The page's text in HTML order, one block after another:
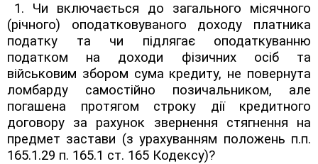
1. Чи включається до загального місячного
(річного) оподатковуваного доходу платника
податку та чи підлягає оподаткуванню
податком на доходи фізичних осіб та
військовим збором сума кредиту, не повернута
ломбарду самостійно позичальником, але
погашена протягом строку дії кредитного
договору за рахунок звернення стягнення на
предмет застави (з урахуванням положень п.п.
165.1.29 п. 165.1 ст. 165 Кодексу)?